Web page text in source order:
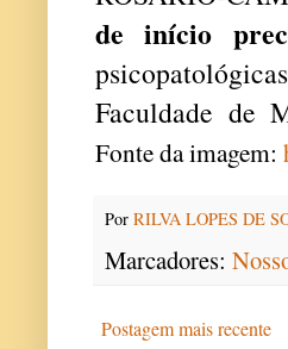
de início
Faculdade de
Fonte da imagem:
Por RILVA LOPES DE
Marcadores:
Postagem mais recente